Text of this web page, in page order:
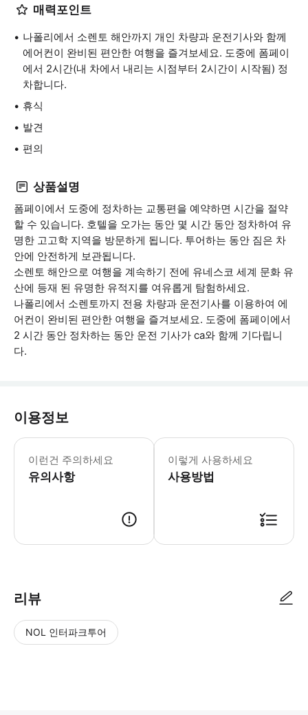
매력포인트
나폴리에서 소렌토 해안까지 개인 차량과 운전기사와 함께
에어컨이 완비된 편안한 여행을 즐겨보세요. 도중에 폼페이
에서 2시간(내 차에서 내리는 시점부터 2시간이 시작됨) 정
차합니다.
휴식
발견
편의
상품설명
폼페이에서 도중에 정차하는 교통편을 예약하면 시간을 절약
할 수 있습니다. 호텔을 오가는 동안 몇 시간 동안 정차하여 유
명한 고고학 지역을 방문하게 됩니다. 투어하는 동안 짐은 차
안에 안전하게 보관됩니다.
소렌토 해안으로 여행을 계속하기 전에 유네스코 세계 문화 유
산에 등재 된 유명한 유적지를 여유롭게 탐험하세요.
나폴리에서 소렌토까지 전용 차량과 운전기사를 이용하여 에
어컨이 완비된 편안한 여행을 즐겨보세요. 도중에 폼페이에서
2 시간 동안 정차하는 동안 운전 기사가 ca와 함께 기다립니
다.
이용정보
이런건 주의하세요
유의사항
* 소요시간 : 240분 (옵션에 따라 소
이렇게 사용하세요
사용방법
리뷰
NOL 인터파크투어